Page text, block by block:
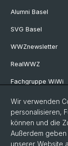
Alumni Basel
SVG Basel
WWZnewsletter
RealWWZ
Fachgruppe WiWi
Social Media
Wir verwenden
personalisieren,
können und die
Außerdem
unserer Website